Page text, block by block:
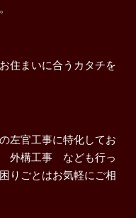
住まいに合うカタチを
左官工事に特化してお
外構工事 なども行っ
りごとはお気軽にご相